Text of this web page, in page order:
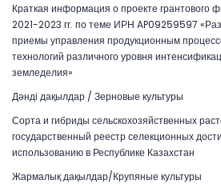
Краткая информация о проекте
2021-2023 гг. по теме ИРН AP09259597
приемы управления продукционным
технологий различного уровня
земледелия»
Дәнді дақылдар / Зерновые культуры
Сорта и гибриды сельскохозяйственных
государственный реестр селекционных
использованию в Республике Казахстан
Жармалық дақылдар/Крупяные культуры